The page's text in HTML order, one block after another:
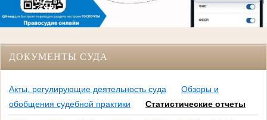
ДОКУМЕНТЫ СУДА
Акты, регулирующие деятельность суда
Обзоры и
обобщения судебной практики
Статистические отчеты